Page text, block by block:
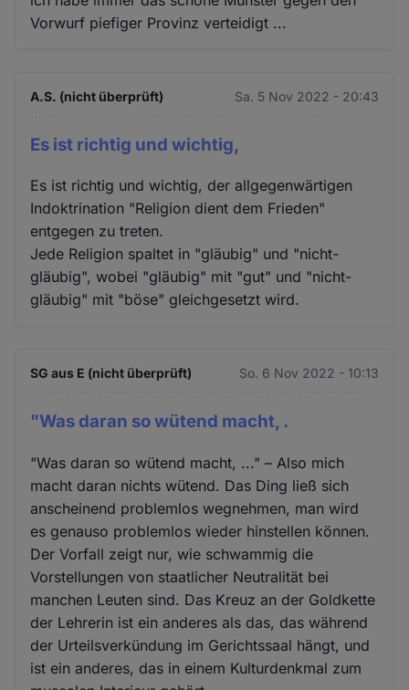
Vorwurf piefiger Provinz verteidigt ...
A.S. (nicht überprüft) Sa. 5 Nov 2022 - 20:43
Es ist richtig und wichtig,
Es ist richtig und wichtig, der allgegenwärtigen
Indoktrination "Religion dient dem Frieden"
entgegen zu treten.
Jede Religion spaltet in "gläubig" und "nicht-
gläubig", wobei "gläubig" mit "gut" und "nicht-
gläubig" mit "böse" gleichgesetzt wird.
SG aus E (nicht überprüft) So. 6 Nov 2022 - 10:13
"Was daran so wütend macht, .
"Was daran so wütend macht, ..." – Also mich
macht daran nichts wütend. Das Ding ließ sich
anscheinend problemlos wegnehmen, man wird
es genauso problemlos wieder hinstellen können.
Der Vorfall zeigt nur, wie schwammig die
Vorstellungen von staatlicher Neutralität bei
manchen Leuten sind. Das Kreuz an der Goldkette
der Lehrerin ist ein anderes als das, das während
der Urteilsverkündung im Gerichtssaal hängt, und
ist ein anderes, das in einem Kulturdenkmal zum